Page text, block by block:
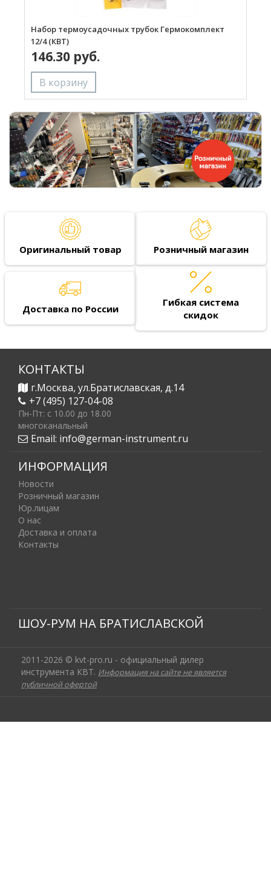
Набор термоусадочных трубок Гермокомплект
12/4 (КВТ)
146.30 руб.
Оригинальный товар Розничный магазин
Доставка по России
Гибкая система
скидок
КОНТАКТЫ
г.Москва, ул.Братиславская, д.14
+7 (495) 127-04-08
Пн-Пт: c 10.00 до 18.00
многоканальный
Email: info@german-instrument.ru
ИНФОРМАЦИЯ
Новости
Розничный магазин
Юр.лицам
О нас
Доставка и оплата
Контакты
ШОУ-РУМ НА БРАТИСЛАВСКОЙ
2011-2026 © kvt-pro.ru - официальный дилер
инструмента КВТ. Информация на сайте не является
публичной офертой